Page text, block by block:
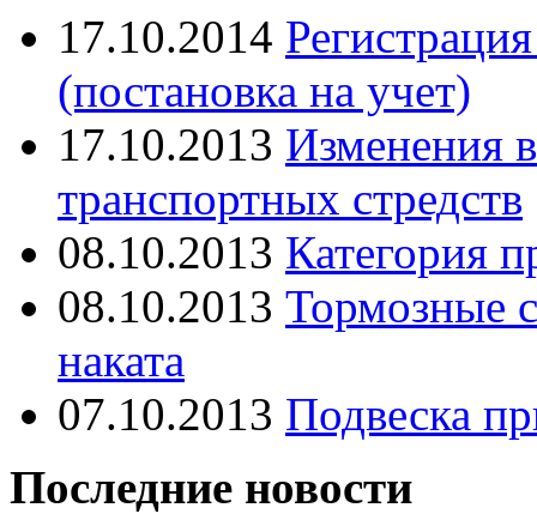
17.10.2014
(постановка на учет)
17.10.2013 Изменения
транспортных стредств
08.10.2013 Категория
08.10.2013 Тормозные
наката
07.10.2013 Подвеска
Последние новости